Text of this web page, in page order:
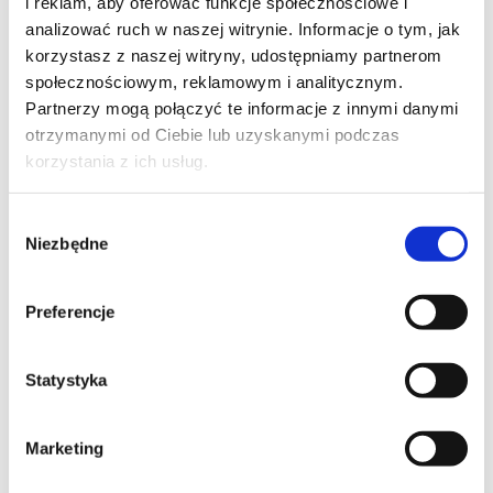
analizować ruch w naszej witrynie. Informacje o tym, jak
korzystasz z naszej witryny, udostępniamy partnerom
społecznościowym, reklamowym i analitycznym.
Partnerzy mogą połączyć te informacje z innymi danymi
otrzymanymi od Ciebie lub uzyskanymi podczas
korzystania z ich usług.
zgody
Niezbędne
Preferencje
Statystyka
Marketing
Wyrażam zgodę na przetwarzanie moich danych osobowych podanych w
Warszawa ul. Chłodna 51, KRS: 0000859378, NIP: 527-267-43-24, REGON:
146032998.